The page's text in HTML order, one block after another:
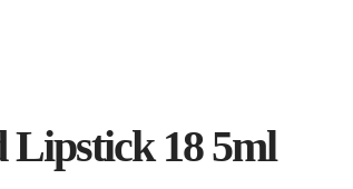
18 5ml